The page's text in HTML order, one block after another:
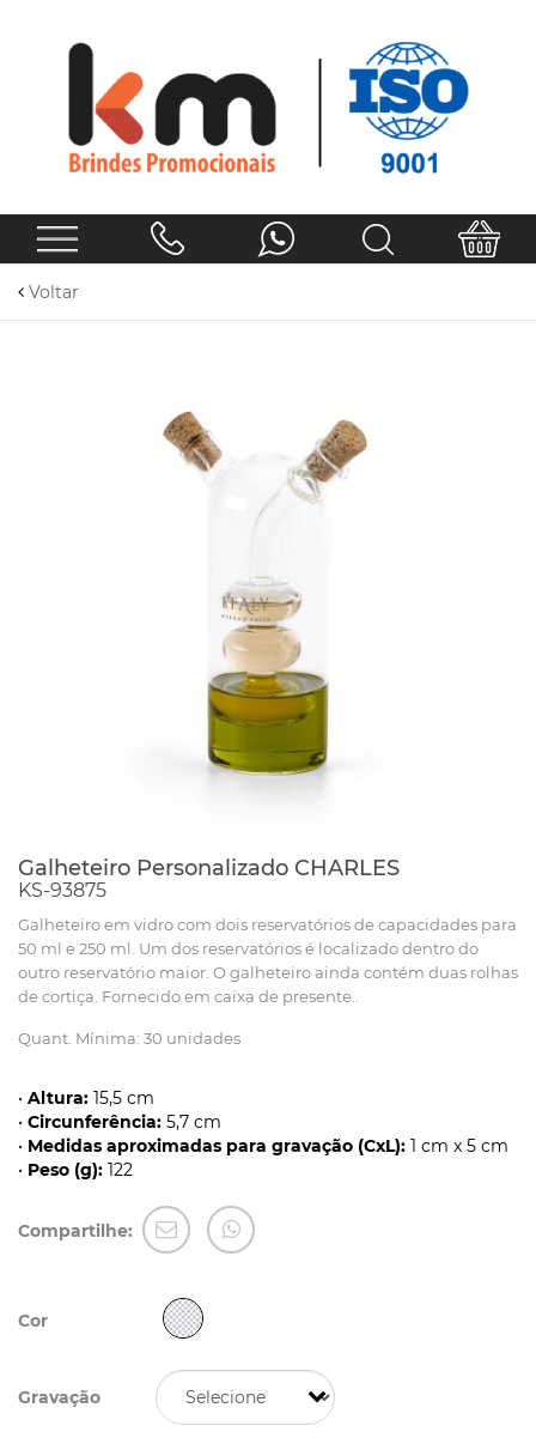
Voltar
Galheteiro Personalizado CHARLES
KS-93875
Galheteiro em vidro com dois reservatórios de capacidades para
50 ml e 250 ml. Um dos reservatórios é localizado dentro do
outro reservatório maior. O galheteiro ainda contém duas rolhas
de cortiça. Fornecido em caixa de presente..
Quant. Mínima: 30 unidades
• Altura: 15,5 cm
• Circunferência: 5,7 cm
• Medidas aproximadas para gravação (CxL): 1 cm x 5 cm
• Peso (g): 122
Compartilhe:
Cor
Gravação